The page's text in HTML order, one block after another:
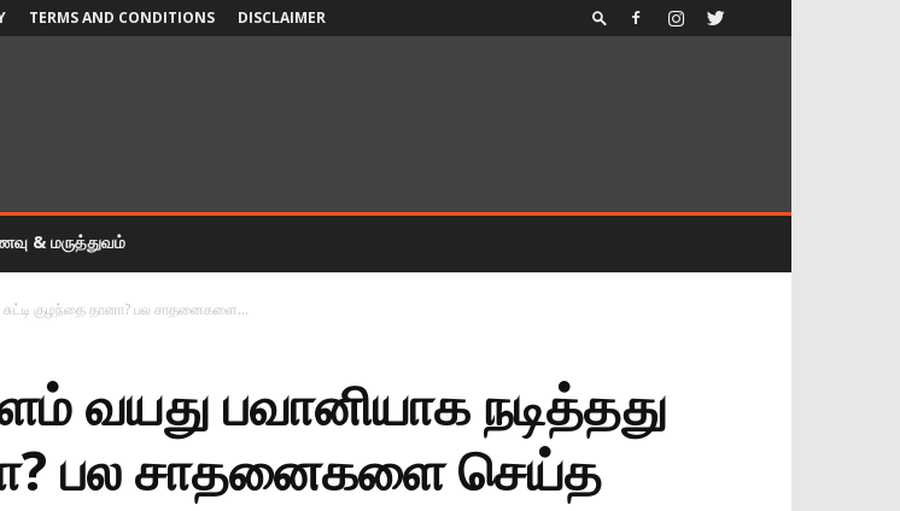
TERMS AND CONDITIONS DISCLAIMER
& மருத்துவம்
குழந்தை தானா? பல சாதனைகளை...
வயது பவானியாக நடித்தது
பல சாதனைகளை செய்த